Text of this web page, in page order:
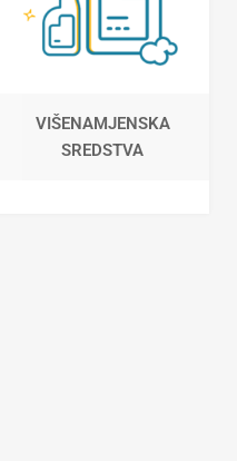
VIŠENAMJENSKA
SREDSTVA